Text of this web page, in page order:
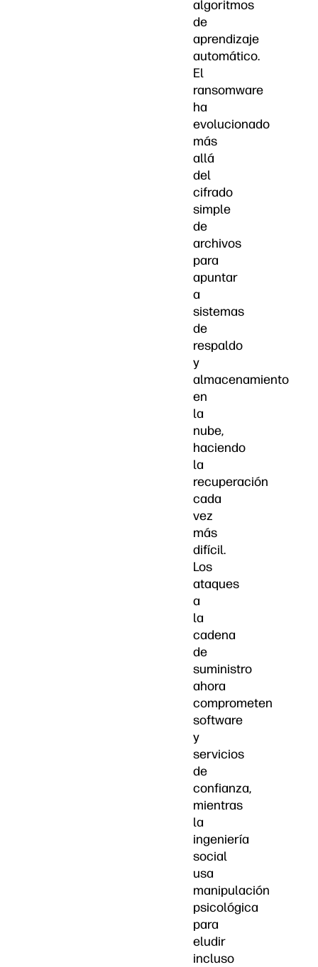
algoritmos
de
aprendizaje
automático.
El
ransomware
ha
evolucionado
más
allá
del
cifrado
simple
de
archivos
para
apuntar
a
sistemas
de
respaldo
y
almacenamiento
en
la
nube,
haciendo
la
recuperación
cada
vez
más
difícil.
Los
ataques
a
la
cadena
de
suministro
ahora
comprometen
software
y
servicios
de
confianza,
mientras
la
ingeniería
social
usa
manipulación
psicológica
para
eludir
incluso